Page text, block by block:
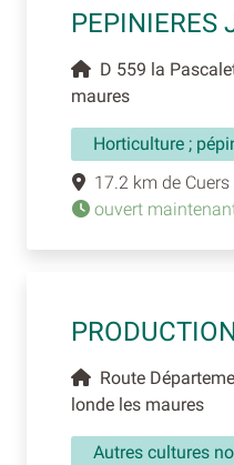
PEPINIERES
D 559 la
maures
Horticulture ;
17.2 km de Cuers
ouvert
Route
londe les maures
Autres cultures